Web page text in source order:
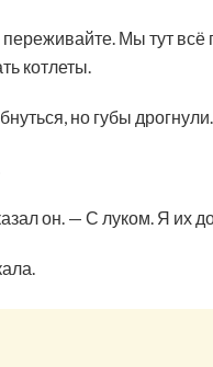
Мы тут
котлеты.
но губы дрогнули.
он. — С луком. Я их